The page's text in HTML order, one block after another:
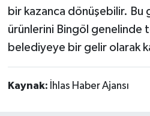
bir kazanca dönüşebilir. Bu
ürünlerini Bingöl genelinde
belediyeye bir gelir olarak
Kaynak: İhlas Haber Ajansı